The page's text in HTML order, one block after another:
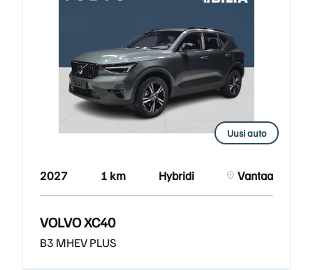
Uusi auto
2027 1 km Hybridi Vantaa
VOLVO XC40
B3 MHEV PLUS